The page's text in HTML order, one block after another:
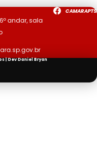
andar, sala
| DevDaniel Bryan